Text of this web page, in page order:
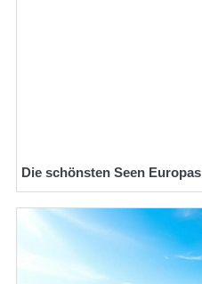
Die schönsten Seen Europas